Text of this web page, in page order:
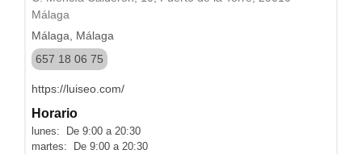
Málaga
Málaga, Málaga
657 18 06 75
https://luiseo.com/
Horario
lunes: De 9:00 a 20:30
martes: De 9:00 a 20:30